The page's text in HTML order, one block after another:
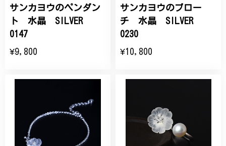
サンカヨウのペンダン
ト 水晶 SILVER
0147
¥9,800
サンカヨウのブロー
チ 水晶 SILVER
0230
¥10,800